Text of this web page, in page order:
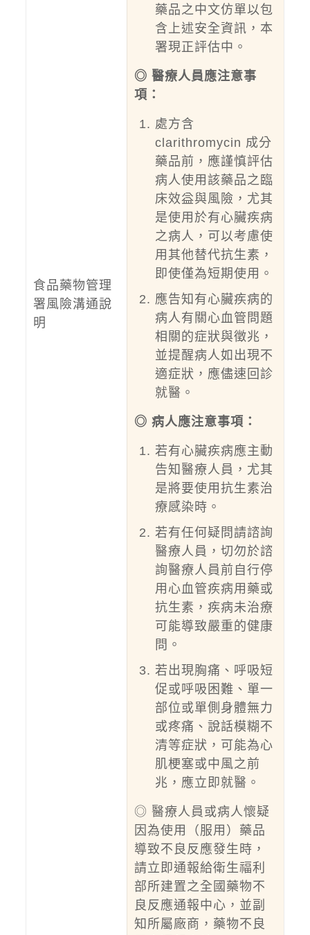
食品藥物管理
署風險溝通說
明
藥品之中文仿單以包
含上述安全資訊，本
署現正評估中。
◎ 醫療人員應注意事
項：
處方含
clarithromycin 成分
藥品前，應謹慎評估
病人使用該藥品之臨
床效益與風險，尤其
是使用於有心臟疾病
之病人，可以考慮使
用其他替代抗生素，
即使僅為短期使用。
應告知有心臟疾病的
病人有關心血管問題
相關的症狀與徵兆，
並提醒病人如出現不
適症狀，應儘速回診
就醫。
◎ 病人應注意事項：
若有心臟疾病應主動
告知醫療人員，尤其
是將要使用抗生素治
療感染時。
若有任何疑問請諮詢
醫療人員，切勿於諮
詢醫療人員前自行停
用心血管疾病用藥或
抗生素，疾病未治療
可能導致嚴重的健康
問。
若出現胸痛、呼吸短
促或呼吸困難、單一
部位或單側身體無力
或疼痛、說話模糊不
清等症狀，可能為心
肌梗塞或中風之前
兆，應立即就醫。
◎ 醫療人員或病人懷疑
因為使用（服用）藥品
導致不良反應發生時，
請立即通報給衛生福利
部所建置之全國藥物不
良反應通報中心，並副
知所屬廠商，藥物不良